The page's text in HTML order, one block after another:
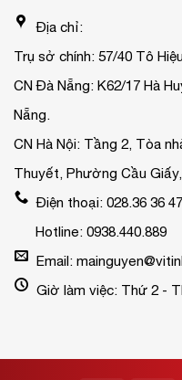
Địa chỉ:
Trụ sở chính: 57/40 Tô
CN Đà Nẵng: K62/17 Hà
Nẵng.
CN Hà Nội: Tầng 2, Tòa
Thuyết, Phường Cầu
Điện thoại: 028.36 36
Hotline: 0938.440.889
Email:
Giờ làm việc: Thứ 2 -